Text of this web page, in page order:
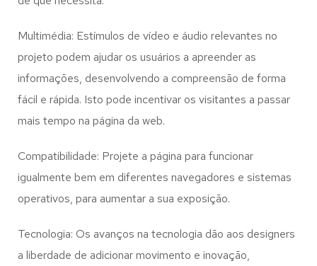
Multimédia: Estímulos de vídeo e áudio relevantes no
projeto podem ajudar os usuários a apreender as
informações, desenvolvendo a compreensão de forma
fácil e rápida. Isto pode incentivar os visitantes a passar
mais tempo na página da web.
Compatibilidade: Projete a página para funcionar
igualmente bem em diferentes navegadores e sistemas
operativos, para aumentar a sua exposição.
Tecnologia: Os avanços na tecnologia dão aos designers
a liberdade de adicionar movimento e inovação,